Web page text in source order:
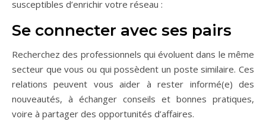
susceptibles d’enrichir votre réseau :
Se connecter avec ses pairs
Recherchez des professionnels qui évoluent dans le même
secteur que vous ou qui possèdent un poste similaire. Ces
relations peuvent vous aider à rester informé(e) des
nouveautés, à échanger conseils et bonnes pratiques,
voire à partager des opportunités d’affaires.